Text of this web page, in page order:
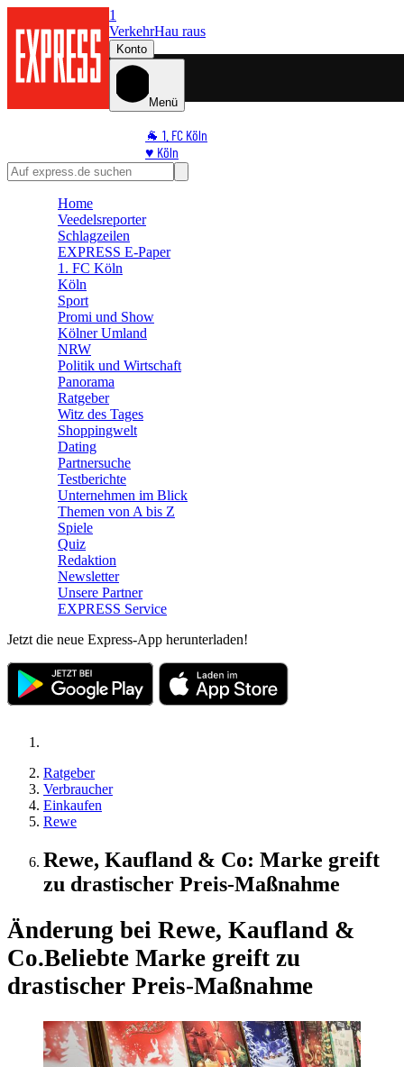
1
VerkehrHau raus
Konto
Menü
🐐 1. FC Köln
♥️ Köln
⭐ Promi
🛒 Shoppingwelt
Home
Veedelsreporter
Schlagzeilen
EXPRESS E-Paper
1. FC Köln
Köln
Sport
Promi und Show
Kölner Umland
NRW
Politik und Wirtschaft
Panorama
Ratgeber
Witz des Tages
Shoppingwelt
Dating
Partnersuche
Testberichte
Unternehmen im Blick
Themen von A bis Z
Spiele
Quiz
Redaktion
Newsletter
Unsere Partner
EXPRESS Service
Jetzt die neue Express-App herunterladen!
Ratgeber
Verbraucher
Einkaufen
Rewe
Rewe, Kaufland & Co: Marke greift
zu drastischer Preis-Maßnahme
Änderung bei Rewe, Kaufland &
Co.Beliebte Marke greift zu
drastischer Preis-Maßnahme